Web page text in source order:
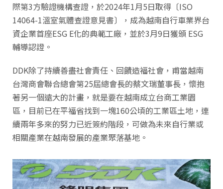
際第3方驗證機構查證，於2024年1月5日取得〔ISO
14064-1溫室氣體查證意見書〕，成為越南自行車業界台
資企業首座ESG E化的典範工廠，並於3月9日獲頒 ESG
輔導認證。
DDK除了持續善盡社會責任、回饋造福社會，甫當越南
台灣商會聯合總會第25屆總會長的蔡文瑞董事長，懷抱
著另一個遠大的計畫，就是要在越南成立台商工業園
區，目前已在平福省找到一塊160公頃的工業區土地，連
續兩年多來的努力已近簽約階段，可做為未來自行業或
相關產業在越南發展的產業聚落基地。